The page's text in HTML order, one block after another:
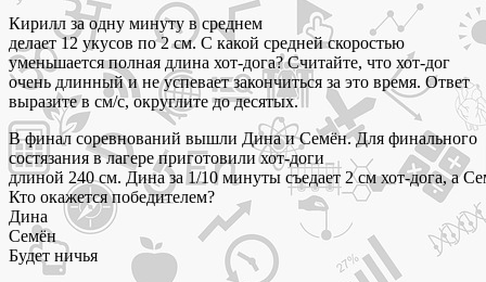
Кирилл за одну минуту в среднем
делает 12 укусов по 2 см. С какой средней скоростью
уменьшается полная длина хот‑дога? Считайте, что хот‑дог
очень длинный и не успевает закончиться за это время. Ответ
выразите в см/с, округлите до десятых.
В финал соревнований вышли Дина и Семён. Для финального
состязания в лагере приготовили хот‑доги
длиной 240 см. Дина за 1/10 минуты съедает 2 см хот‑дога, а
Кто окажется победителем?
Дина
Семён
Будет ничья